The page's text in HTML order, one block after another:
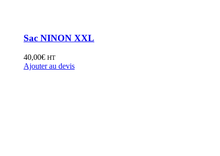
Sac NINON XXL
40,00€ HT
Ajouter au devis